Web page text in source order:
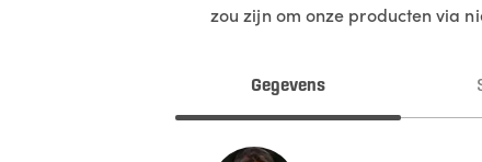
zou zijn om onze producten via
Gegevens